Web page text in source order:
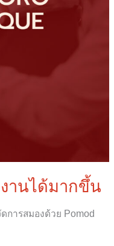
งานได้มากขึ้น
การสมองด้วย Pomod